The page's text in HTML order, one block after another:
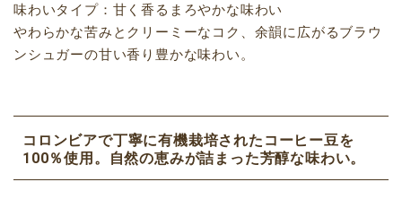
味わいタイプ：甘く香るまろやかな味わい
やわらかな苦みとクリーミーなコク、余韻に広がるブラウ
ンシュガーの甘い香り豊かな味わい。
コロンビアで丁寧に有機栽培されたコーヒー豆を
100％使用。自然の恵みが詰まった芳醇な味わい。